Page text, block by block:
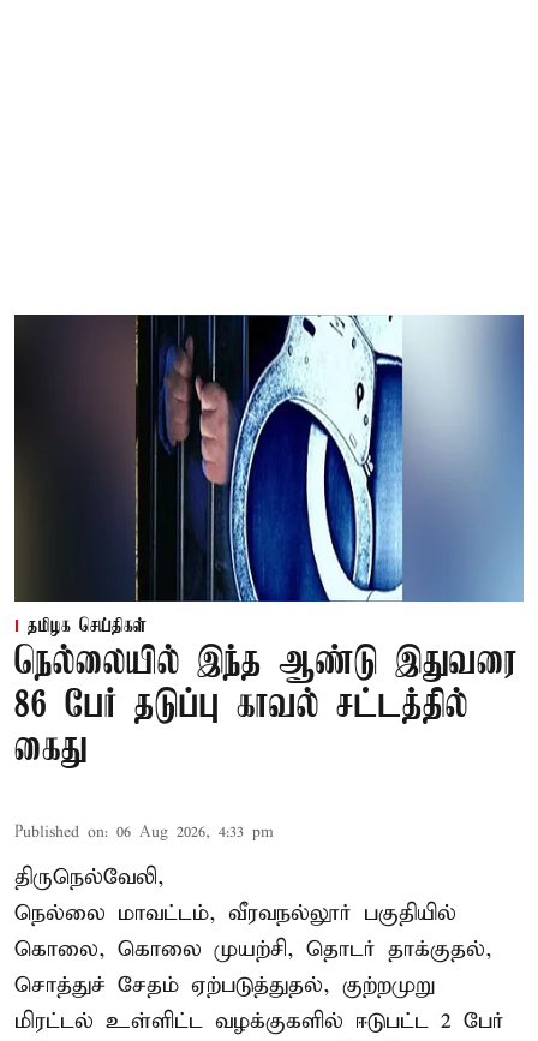
தமிழக செய்திகள்
நெல்லையில் இந்த ஆண்டு இதுவரை
86 பேர் தடுப்பு காவல் சட்டத்தில்
கைது
Published on: 06 Aug 2026, 4:33 pm
திருநெல்வேலி,
நெல்லை மாவட்டம், வீரவநல்லூர் பகுதியில்
கொலை, கொலை முயற்சி, தொடர் தாக்குதல்,
சொத்துச் சேதம் ஏற்படுத்துதல், குற்றமுறு
மிரட்டல் உள்ளிட்ட வழக்குகளில் ஈடுபட்ட 2 பேர்